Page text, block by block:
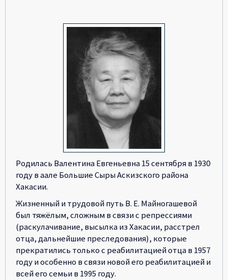
Родилась Валентина Евгеньевна 15 сентября в 1930
году в аале Большие Сыры Аскизского района
Хакасии.
Жизненный и трудовой путь В. Е. Майногашевой
был тяжёлым, сложным в связи с репрессиями
(раскулачивание, высылка из Хакасии, расстрел
отца, дальнейшие преследования), которые
прекратились только с реабилитацией отца в 1957
году и особенно в связи новой его реабилитацией и
всей его семьи в 1995 году.